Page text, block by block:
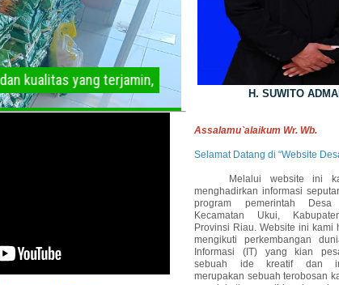
terjangkau dan kualitas yang terjamin,
H. SUWITO
Assalamu`alaikum Wr. Wb.
Selamat Datang di “Website
Melalui website ini
menghadirkan informasi
program pemerintah
Kecamatan Ukui,
Provinsi Riau. Website ini kami
mengikuti perkembangan
Informasi (IT) yang kian
sebuah ide kreatif dan
merupakan sebuah terobosan